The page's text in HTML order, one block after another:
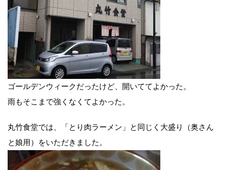
ゴールデンウィークだったけど、開いててよかった。
雨もそこまで強くなくてよかった。
丸竹食堂では、「とり肉ラーメン」と同じく大盛り（奥さん
と娘用）をいただきました。